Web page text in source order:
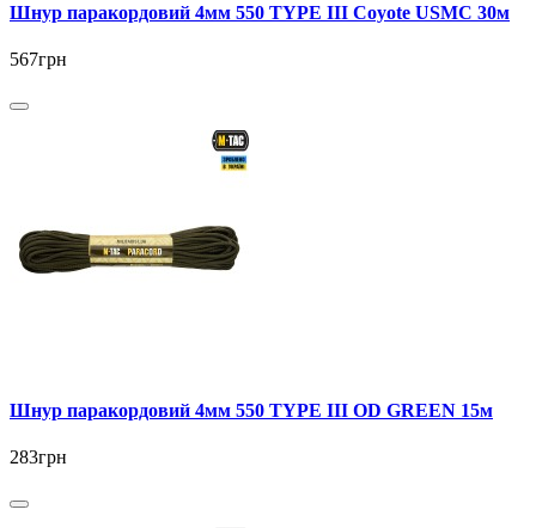
Шнур паракордовий 4мм 550 TYPE III Coyote USMC 30м
567грн
Шнур паракордовий 4мм 550 TYPE III OD GREEN 15м
283грн